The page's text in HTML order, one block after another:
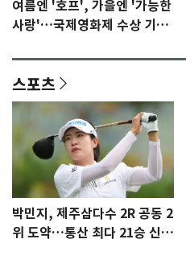
여름엔 '호프', 가을엔 '가능한
사랑'…국제영화제 수상 기대
스포츠
박민지, 제주삼다수 2R 공동 2
위 도약…통산 최다 21승 신기